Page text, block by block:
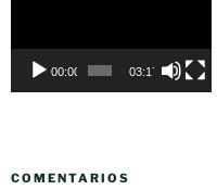
00:00 03:17
COMENTARIOS